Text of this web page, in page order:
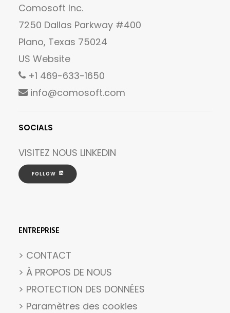
Comosoft Inc.
7250 Dallas Parkway #400
Plano, Texas 75024
US Website
+1 469-633-1650
info@comosoft.com
SOCIALS
VISITEZ NOUS LINKEDIN
FOLLOW
ENTREPRISE
> CONTACT
> À PROPOS DE NOUS
> PROTECTION DES DONNÉES
> Paramètres des cookies